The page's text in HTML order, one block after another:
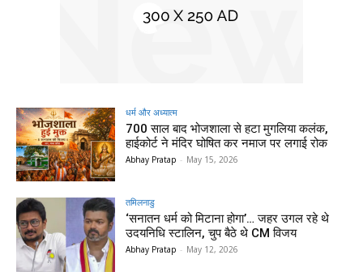
धर्म और अध्यात्म
700 साल बाद भोजशाला से हटा मुगलिया कलंक,
हाईकोर्ट ने मंदिर घोषित कर नमाज पर लगाई रोक
Abhay Pratap - May 15, 2026
तमिलनाडु
‘सनातन धर्म को मिटाना होगा’… जहर उगल रहे थे
उदयनिधि स्टालिन, चुप बैठे थे CM विजय
Abhay Pratap - May 12, 2026